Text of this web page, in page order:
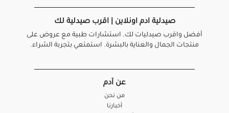
صيدلية ادم اونلاين | اقرب صيدلية لك
أفضل واقرب صيدليات لك. استشارات طبية مع عروض على
منتجات الجمال والعناية بالبشرة. استمتعي بتجربة الشراء.
عن آدم
من نحن
أخبارنا